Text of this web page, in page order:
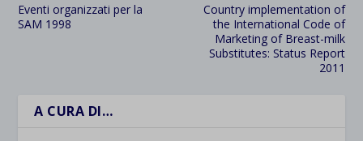
Eventi organizzati per la
SAM 1998
Country implementation of
the International Code of
Marketing of Breast-milk
Substitutes: Status Report
2011
A CURA DI…